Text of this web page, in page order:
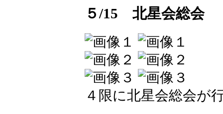
５/15 北星会総会
４限に北星会総会が